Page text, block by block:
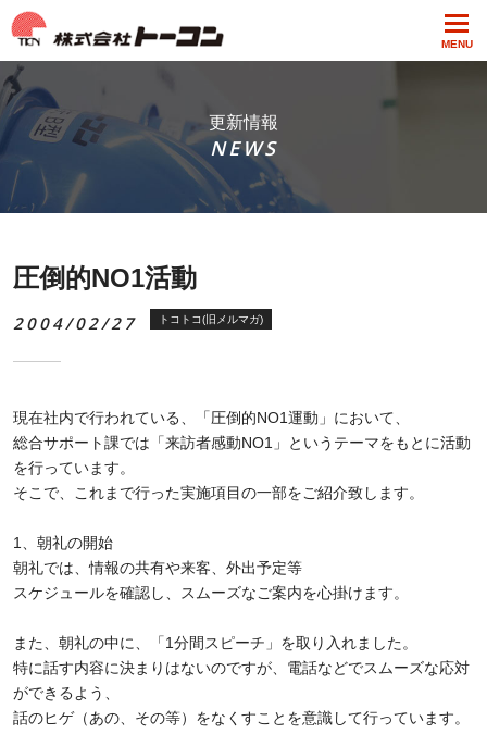
MENU
更新情報
NEWS
圧倒的NO1活動
2004/02/27 トコトコ(旧メルマガ)
現在社内で行われている、「圧倒的NO1運動」において、
総合サポート課では「来訪者感動NO1」というテーマをもとに活動
を行っています。
そこで、これまで行った実施項目の一部をご紹介致します。
1、朝礼の開始
朝礼では、情報の共有や来客、外出予定等
スケジュールを確認し、スムーズなご案内を心掛けます。
また、朝礼の中に、「1分間スピーチ」を取り入れました。
特に話す内容に決まりはないのですが、電話などでスムーズな応対
ができるよう、
話のヒゲ（あの、その等）をなくすことを意識して行っています。